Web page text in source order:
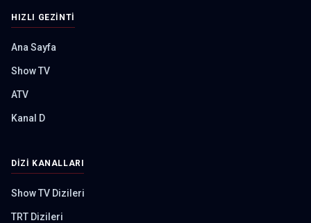
HIZLI GEZINTI
Ana Sayfa
Show TV
ATV
Kanal D
DIZI KANALLARI
Show TV Dizileri
TRT Dizileri